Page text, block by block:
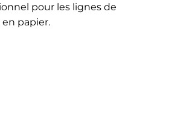
pour les lignes de
papier.